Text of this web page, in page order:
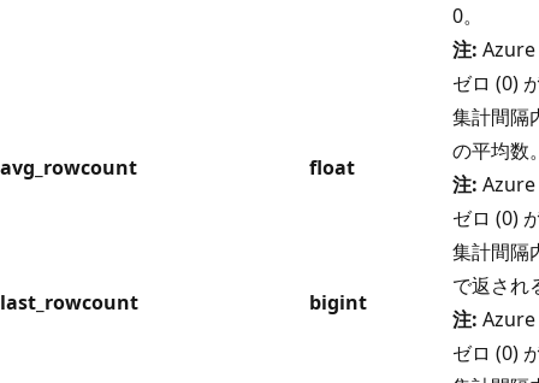
0。
注: Azure
ゼロ (0)
avg_rowcount float
集計間隔
の平均数
注: Azure
ゼロ (0)
last_rowcount bigint
集計間隔
で返され
注: Azure
ゼロ (0)